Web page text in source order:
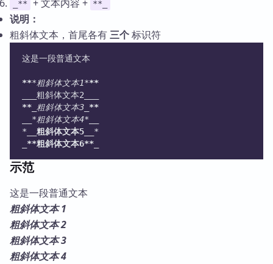
_** + 文本内容 + **_
说明：
粗斜体文本，首尾各有三个标识符
这是一段普通文本
***粗斜体文本1***
粗斜体文本2___
** _粗斜体文本3_ **
*粗斜体文本4*
* __粗斜体文本5__ *
**粗斜体文本6**
示范
这是一段普通文本
粗斜体文本 1
粗斜体文本 2
粗斜体文本 3
粗斜体文本 4